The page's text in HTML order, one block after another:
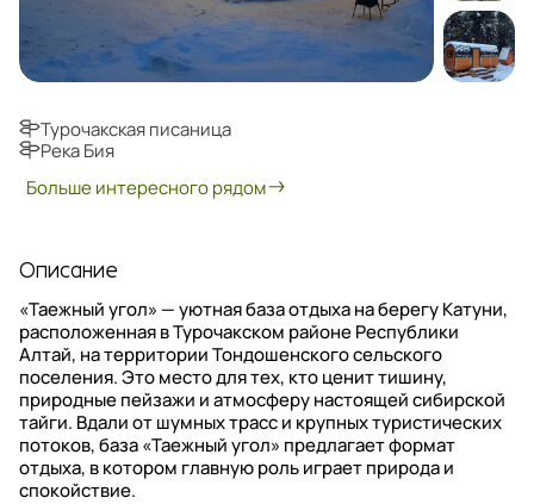
Турочакская писаница
Река Бия
Больше интересного рядом
Описание
«Таежный угол» — уютная база отдыха на берегу Катуни,
расположенная в Турочакском районе Республики
Алтай, на территории Тондошенского сельского
поселения. Это место для тех, кто ценит тишину,
природные пейзажи и атмосферу настоящей сибирской
тайги. Вдали от шумных трасс и крупных туристических
потоков, база «Таежный угол» предлагает формат
отдыха, в котором главную роль играет природа и
спокойствие.